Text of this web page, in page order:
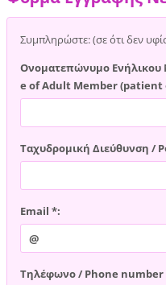
Συμπληρώστε: (σε ότι δεν
Ονοματεπώνυμο Ενήλικου
e of Adult Member (patient
Ταχυδρομική Διεύθυνση /
Email *:
Τηλέφωνο / Phone number